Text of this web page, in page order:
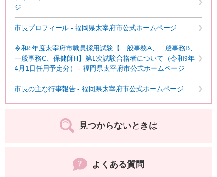
ジ
市長プロフィール - 福岡県太宰府市公式ホームページ
令和8年度太宰府市職員採用試験【一般事務A、一般事務B、
一般事務C、保健師H】第1次試験合格者について（令和9年
4月1日任用予定分） - 福岡県太宰府市公式ホームページ
市長の主な行事報告 - 福岡県太宰府市公式ホームページ
見つからないときは
よくある質問